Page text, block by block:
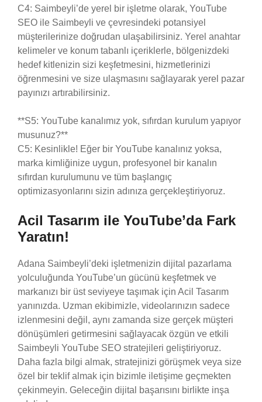
C4: Saimbeyli’de yerel bir işletme olarak, YouTube
SEO ile Saimbeyli ve çevresindeki potansiyel
müşterilerinize doğrudan ulaşabilirsiniz. Yerel anahtar
kelimeler ve konum tabanlı içeriklerle, bölgenizdeki
hedef kitlenizin sizi keşfetmesini, hizmetlerinizi
öğrenmesini ve size ulaşmasını sağlayarak yerel pazar
payınızı artırabilirsiniz.
**S5: YouTube kanalımız yok, sıfırdan kurulum yapıyor
musunuz?**
C5: Kesinlikle! Eğer bir YouTube kanalınız yoksa,
marka kimliğinize uygun, profesyonel bir kanalın
sıfırdan kurulumunu ve tüm başlangıç
optimizasyonlarını sizin adınıza gerçekleştiriyoruz.
Acil Tasarım ile YouTube’da Fark
Yaratın!
Adana Saimbeyli’deki işletmenizin dijital pazarlama
yolculuğunda YouTube’un gücünü keşfetmek ve
markanızı bir üst seviyeye taşımak için Acil Tasarım
yanınızda. Uzman ekibimizle, videolarınızın sadece
izlenmesini değil, aynı zamanda size gerçek müşteri
dönüşümleri getirmesini sağlayacak özgün ve etkili
Saimbeyli YouTube SEO stratejileri geliştiriyoruz.
Daha fazla bilgi almak, stratejinizi görüşmek veya size
özel bir teklif almak için bizimle iletişime geçmekten
çekinmeyin. Geleceğin dijital başarısını birlikte inşa